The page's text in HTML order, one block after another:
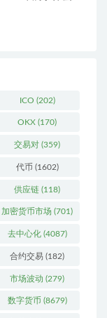
ICO (202)
OKX (170)
交易对 (359)
代币 (1602)
供应链 (118)
加密货币市场 (701)
去中心化(4087)
合约交易 (182)
市场波动 (279)
数字货币 (8679)